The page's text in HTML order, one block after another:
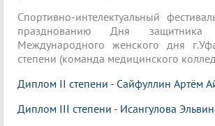
Спортивно-интелектуальный
празднованию Дня защитника
Международного женского дня
степени (команда медицинского
Диплом II степени - Сайфуллин Артём
Диплом III степени - Исангулова